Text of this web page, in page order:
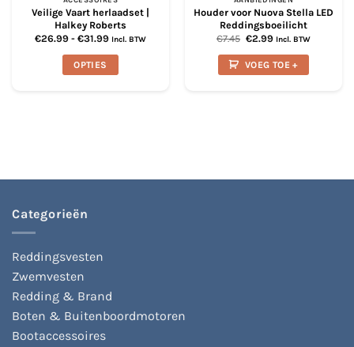
Veilige Vaart herlaadset |
Halkey Roberts
€26.99 - €31.99Prijsklasse:
tot
Incl. BTW
OPTIES
optie
de
Houder voor Nuova Stella LED
Reddingsboeilicht
€7.45 Oorspronkelijke
was:
€7.45.
€2.99Huidige
is:
€2.99.
Incl. BTW
VOEG TOE +
Categorieën
Reddingsvesten
Zwemvesten
Redding & Brand
Boten & Buitenboordmotoren
Bootaccessoires